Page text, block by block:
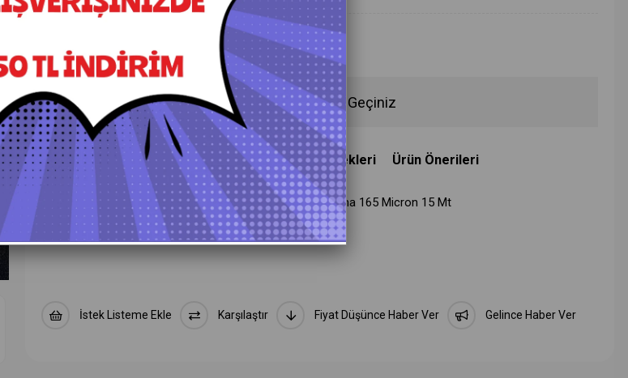
PPF Araç Kaplama ve Boya Koruma Filmleri
Lütfen İletişime Geçiniz
Ürün Özellikleri Yorumlar(0) Ödeme Seçenekleri Ürün Önerileri
KPAL H200 PPF-TPH Şeffaf Araç Boya Koruma Kaplama 165 Micron 15 Mt
İstek Listeme Ekle Karşılaştır Fiyat Düşünce Haber Ver Gelince Haber Ver